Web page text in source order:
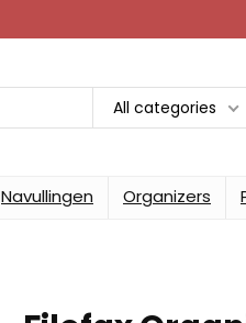
All categories
Navullingen Organizers